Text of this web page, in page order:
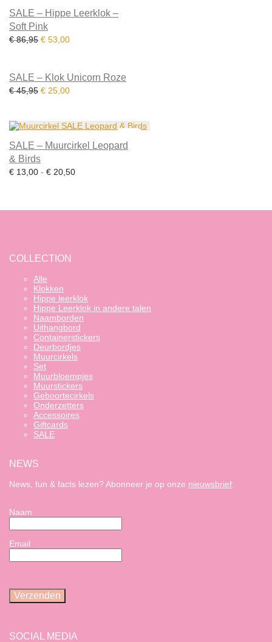
SALE – Hippe Leerklok –
Soft Pink
€86,95 Oorspronkelijke prijs was: € 86,95.
€ 53,00Huidige prijs is: € 53,00.
-46
SALE – Klok Unicorn Roze
€45,95 Oorspronkelijke prijs was: € 45,95.
€ 25,00Huidige prijs is: € 25,00.
SALE – Muurcirkel Leopard
& Birds
€ 13,00 - € 20,50Prijsklasse: € 13,00 tot € 20,50
COLLECTION
Alle
Klokken
Hippe leerklok
Hippe Leerklok in andere talen
Naamborden
Uithangbord
Containerstickers
Deurbordjes
Muurcirkels
Set
Muurbloempjes
Muurstickers
Geboortecirkels
Onderzetters
Accessoires
Giftcards
SALE
NEWS
News, fun & facts lezen? Abonneer je op onze nieuwsbrief:
Naam
Email
SOCIAL MEDIA